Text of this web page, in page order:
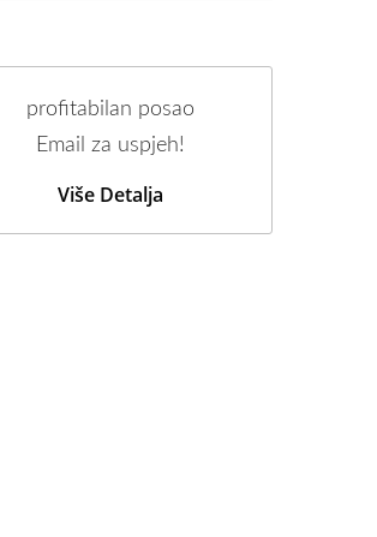
profitabilan posao
Email za uspjeh!
Više Detalja